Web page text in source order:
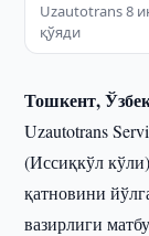
Uzautotrans 8
қўяди
Тошкент,
Uzautotrans
(Иссиқкўл
қатновини
вазирлиги